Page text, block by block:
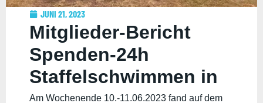
JUNI 21, 2023
Mitglieder-Bericht
Spenden-24h
Staffelschwimmen in
Am Wochenende 10.-11.06.2023 fand auf dem